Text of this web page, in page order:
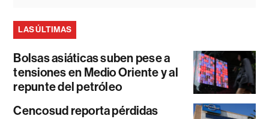
LAS ÚLTIMAS
Bolsas asiáticas suben pese a
tensiones en Medio Oriente y al
repunte del petróleo
Cencosud reporta pérdidas